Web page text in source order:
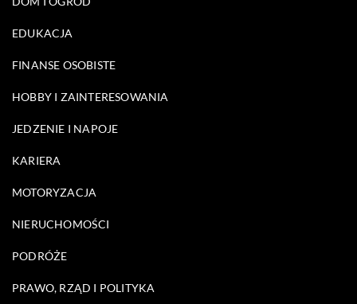
EDUKACJA
FINANSE OSOBISTE
HOBBY I ZAINTERESOWANIA
JEDZENIE I NAPOJE
KARIERA
MOTORYZACJA
NIERUCHOMOŚCI
PODRÓŻE
PRAWO, RZĄD I POLITYKA